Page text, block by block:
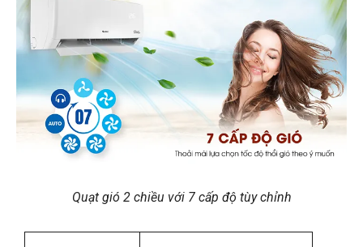
Quạt gió 2 chiều với 7 cấp độ tùy chỉnh